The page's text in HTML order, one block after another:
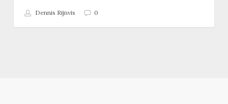
Dennis Rijnvis 0